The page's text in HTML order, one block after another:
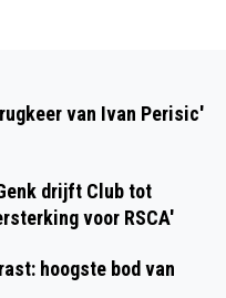
van Ivan Perisic'
drijft Club tot
voor RSCA'
hoogste bod van